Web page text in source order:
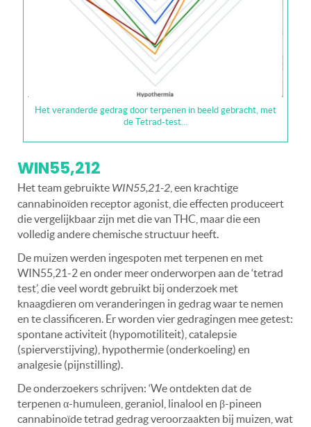
Het veranderde gedrag door terpenen in beeld gebracht, met
de Tetrad-test…
WIN55,212
Het team gebruikte WIN55,21-2 , een krachtige
cannabinoïden receptor agonist, die effecten produceert
die vergelijkbaar zijn met die van THC, maar die een
volledig andere chemische structuur heeft.
De muizen werden ingespoten met terpenen en met
WIN55,21-2 en onder meer onderworpen aan de ‘tetrad
test’, die veel wordt gebruikt bij onderzoek met
knaagdieren om veranderingen in gedrag waar te nemen
en te classificeren. Er worden vier gedragingen mee getest:
spontane activiteit (hypomotiliteit), catalepsie
(spierverstijving), hypothermie (onderkoeling) en
analgesie (pijnstilling).
De onderzoekers schrijven: ‘We ontdekten dat de
terpenen α-humuleen, geraniol, linalool en β-pineen
cannabinoïde tetrad gedrag veroorzaakten bij muizen, wat